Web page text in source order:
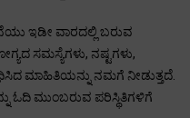
ಇಡೀ ವಾರದಲ್ಲಿ ಬರುವ
ಸಮಸ್ಯೆಗಳು, ನಷ್ಟಗಳು,
ಮಾಹಿತಿಯನ್ನು ನಮಗೆ ನೀಡುತ್ತದೆ.
ಓದಿ ಮುಂಬರುವ ಪರಿಸ್ಥಿತಿಗಳಿಗೆ